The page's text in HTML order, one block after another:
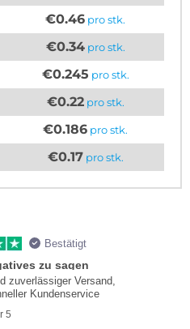
€0.46 pro stk.
€0.34pro stk.
€0.245 pro stk.
€0.22pro stk.
€0.186 pro stk.
€0.17pro stk.
Bestätigt
zu sagen
zuverlässiger Versand,
Kundenservice
5